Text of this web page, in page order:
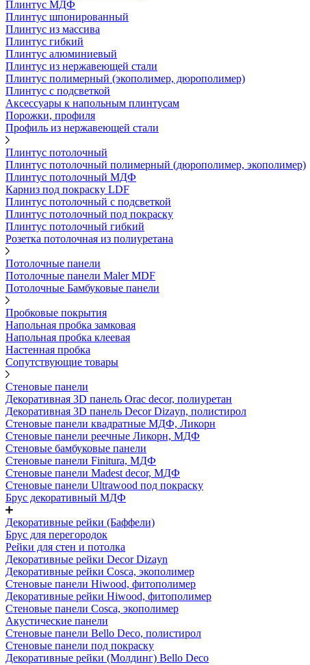
Плинтус МДФ
Плинтус шпонированный
Плинтус из массива
Плинтус гибкий
Плинтус алюминиевый
Плинтус из нержавеющей стали
Плинтус полимерный (экополимер, дюрополимер)
Плинтус с подсветкой
Аксессуары к напольным плинтусам
Порожки, профиля
Профиль из нержавеющей стали
Плинтус потолочный
Плинтус потолочный полимерный (дюрополимер, экополимер)
Плинтус потолочный МДФ
Карниз под покраску LDF
Плинтус потолочный с подсветкой
Плинтус потолочный под покраску
Плинтус потолочный гибкий
Розетка потолочная из полиуретана
Потолочные панели
Потолочные панели Maler MDF
Потолочные Бамбуковые панели
Пробковые покрытия
Напольная пробка замковая
Напольная пробка клеевая
Настенная пробка
Сопутствующие товары
Стеновые панели
Декоративная 3D панель Orac decor, полиуретан
Декоративная 3D панель Decor Dizayn, полистирол
Стеновые панели квадратные МДФ, Ликорн
Стеновые панели реечные Ликорн, МДФ
Стеновые бамбуковые панели
Стеновые панели Finitura, МДФ
Стеновые панели Madest decor, МДФ
Стеновые панели Ultrawood под покраску
Брус декоративный МДФ
Декоративные рейки (Баффели)
Брус для перегородок
Рейки для стен и потолка
Декоративные рейки Decor Dizayn
Декоративные рейки Cosca, экополимер
Стеновые панели Hiwood, фитополимер
Декоративные рейки Hiwood, фитополимер
Стеновые панели Cosca, экополимер
Акустические панели
Стеновые панели Bello Deco, полистирол
Стеновые панели под покраску
Декоративные рейки (Молдинг) Bello Deco